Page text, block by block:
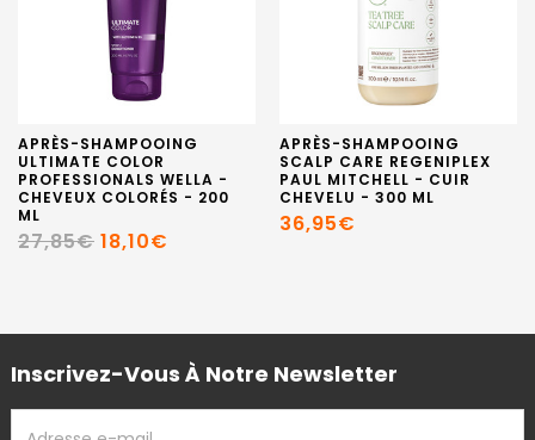
APRÈS-SHAMPOOING
ULTIMATE COLOR
PROFESSIONALS WELLA -
CHEVEUX COLORÉS - 200
ML
27,85€ 18,10€
APRÈS-SHAMPOOING
SCALP CARE REGENIPLEX
PAUL MITCHELL - CUIR
CHEVELU - 300 ML
36,95€
Inscrivez-Vous À Notre Newsletter